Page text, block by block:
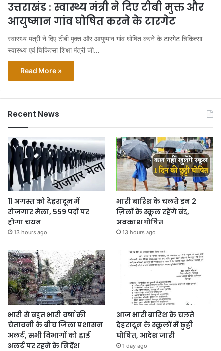
उत्तराखंड : स्वास्थ्य मंत्री ने दिए टीबी मुक्त और
आयुष्मान गांव घोषित करने के टारगेट
स्वास्थ्य मंत्री ने दिए टीबी मुक्त और आयुष्मान गांव घोषित करने के टारगेट चिकित्सा
स्वास्थ्य एवं चिकित्सा शिक्षा मंत्री जी…
Read More »
Recent News
11 अगस्त को देहरादून में
रोजगार मेला, 559 पदों पर
होगा चयन
13 hours ago
भारी बारिश के चलते इन 2
ज़िलों के स्कूल रहेंगे बंद,
अवकाश घोषित
13 hours ago
भारी से बहुत भारी वर्षा की
चेतावनी के बीच जिला प्रशासन
अलर्ट, सभी विभागों को हाई
अलर्ट पर रहने के निर्देश
आज भारी बारिश के चलते
देहरादून के स्कूलों में छुट्टी
घोषित, आदेश जारी
1 day ago